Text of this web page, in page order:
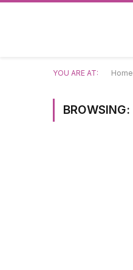
YOU ARE AT: Home
BROWSING: